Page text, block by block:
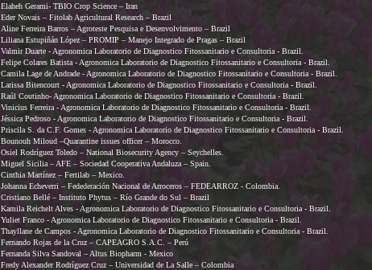
Elaheh Gerami- TBIO Crop Science – Iran
Eder Novais – Fitolab Agricultural Research – Brazil
Aline Ferreira Barros – Agroteste Pesquisa e Desenvolvimento – Brazil
Liliana Estupiñán López – PROMIP – Manejo Integrado de Pragas – Brazil
Valmir Duarte - Agronomica Laboratorio de Diagnostico Fitossanitario e Consultoria - Brazil.
Felipe Colares Batista - Agronomica Laboratorio de Diagnostico Fitossanitario e Consultoria - Brazil.
Camila Lage de Andrade - Agronomica Laboratorio de Diagnostico Fitossanitario e Consultoria - Brazil.
Larissa Bitencourt - Agronomica Laboratorio de Diagnostico Fitossanitario e Consultoria - Brazil.
Raúl Coutinho- Agronomica Laboratorio de Diagnostico Fitossanitario e Consultoria - Brazil.
Vinicius Ferreira - Agronomica Laboratorio de Diagnostico Fitossanitario e Consultoria - Brazil.
Jéssica Pedroso - Agronomica Laboratorio de Diagnostico Fitossanitario e Consultoria - Brazil.
Priscila S. da C.F. Gomes - Agronomica Laboratorio de Diagnostico Fitossanitario e Consultoria - Brazil.
Bounouh Miloud –Quarantine issues officer – Morocco.
Osiel Rodríguez Toledo – National Biosecurity Agency – Seychelles.
Miguel Sicilia – AFE – Sociedad Cooperativa Andaluza – Spain.
Cinthia Martínez – Fertilab – Mexico.
Johanna Echeverri – Fedederación Nacional de Arroceros – FEDEARROZ - Colombia.
Cristiano Bellé – Instituto Phytus – Río Grande do Sul – Brazil
Kamila Reichelt Alves - Agronomica Laboratorio de Diagnostico Fitossanitario e Consultoria - Brazil.
Yuliet Franco - Agronomica Laboratorio de Diagnostico Fitossanitario e Consultoria - Brazil.
Thayllane de Campos - Agronomica Laboratorio de Diagnostico Fitossanitario e Consultoria - Brazil.
Fernando Rojas de la Cruz – CAPEAGRO S.A.C. – Perú
Fernanda Silva Sandoval – Altus Biopharm - Mexico
Fredy Alexander Rodríguez Cruz – Universidad de La Salle – Colombia